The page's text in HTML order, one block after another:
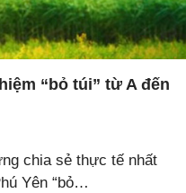
“bỏ túi” từ A đến
chia sẻ thực tế nhất
Yên “bỏ…